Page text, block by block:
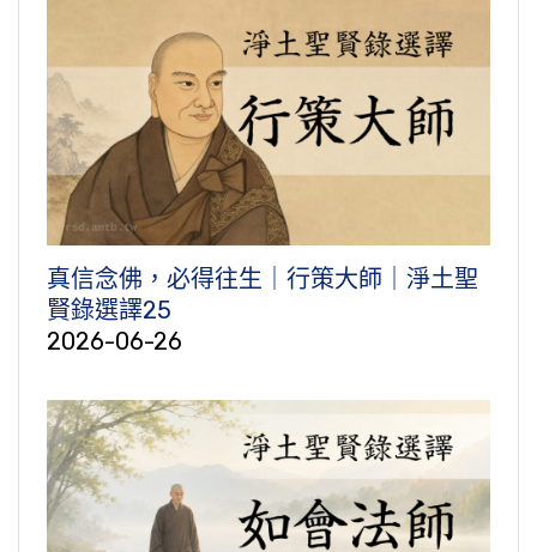
真信念佛，必得往生｜行策大師｜淨土聖
賢錄選譯25
2026-06-26